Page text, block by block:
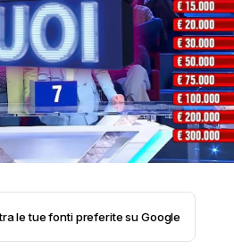
le tue fonti preferite su Google